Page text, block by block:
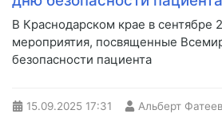
В Краснодарском крае в сентябре
мероприятия, посвященные
безопасности пациента
15.09.2025 17:31 Альберт Фатеев